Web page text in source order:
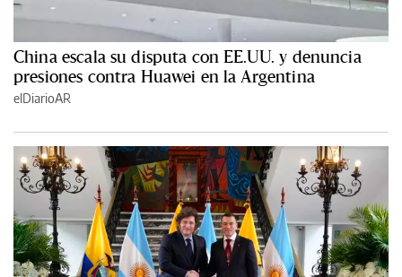
China escala su disputa con EE.UU. y denuncia
presiones contra Huawei en la Argentina
elDiarioAR